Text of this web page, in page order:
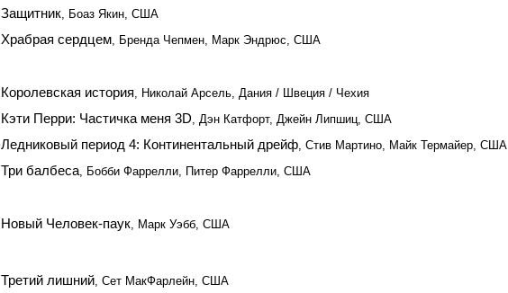
Защитник, Боаз Якин, США
Храбрая сердцем, Бренда Чепмен, Марк Эндрюс, США
Королевская история, Николай Арсель, Дания / Швеция / Чехия
Кэти Перри: Частичка меня 3D, Дэн Катфорт, Джейн Липшиц, США
Ледниковый период 4: Континентальный дрейф, Стив Мартино, Майк Термайер, США
Три балбеса, Бобби Фаррелли, Питер Фаррелли, США
Новый Человек-паук, Марк Уэбб, США
Третий лишний, Сет МакФарлейн, США